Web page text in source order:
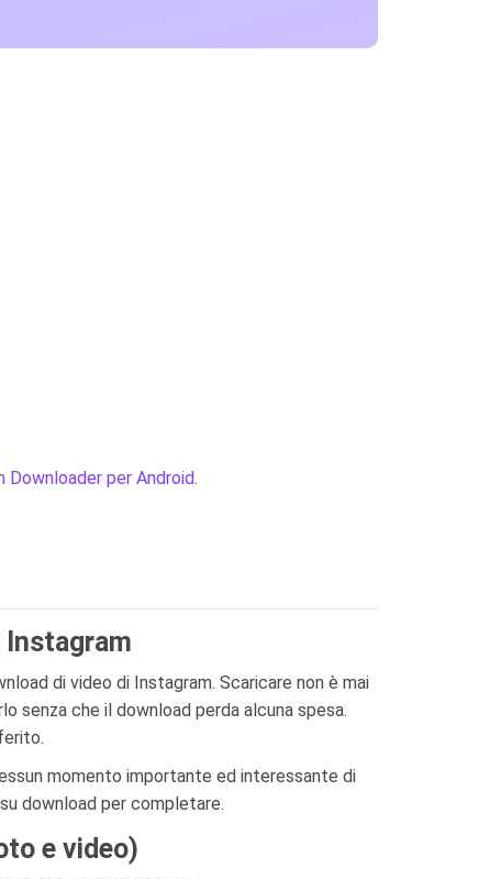
Downloader per Android.
di video di Instagram. Scaricare non è mai
senza che il download perda alcuna spesa.
momento importante ed interessante di
download per completare.
e video)